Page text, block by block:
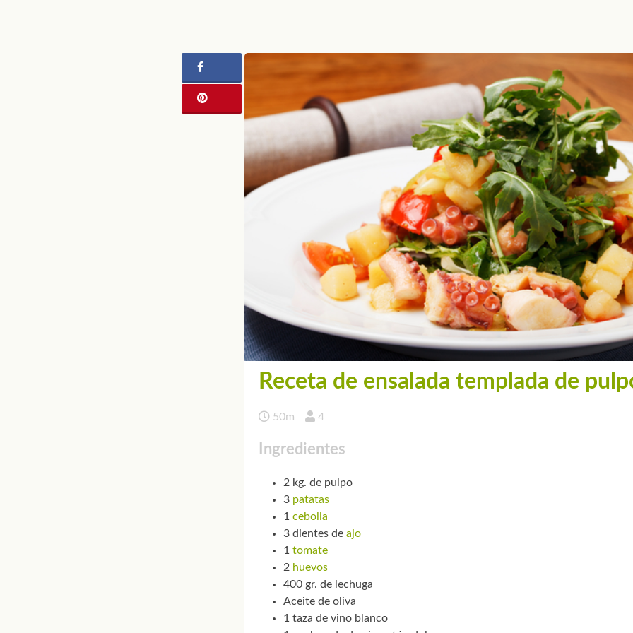
Receta de ensalada templada de
50m 4
Ingredientes
2 kg. de pulpo
3 patatas
1 cebolla
3 dientes de ajo
1 tomate
2 huevos
400 gr. de lechuga
Aceite de oliva
1 taza de vino blanco